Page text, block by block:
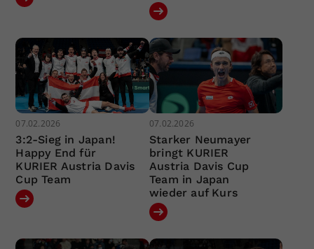
07.02.2026
3:2-Sieg in Japan!
Happy End für
KURIER Austria Davis
Cup Team
07.02.2026
Starker Neumayer
bringt KURIER
Austria Davis Cup
Team in Japan
wieder auf Kurs